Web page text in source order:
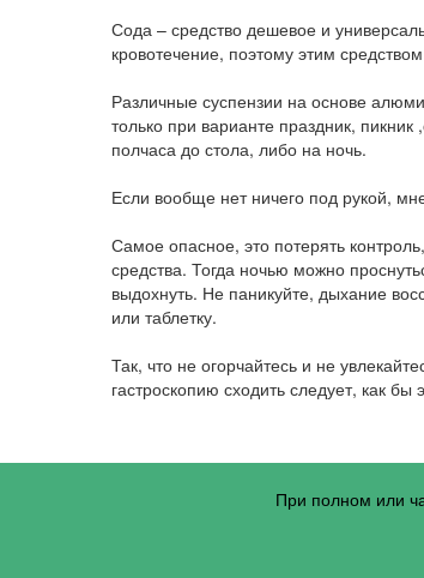
Сода – средство дешевое и
кровотечение, поэтому этим
Различные суспензии на основе
только при варианте праздник,
полчаса до стола, либо на ночь.
Если вообще нет ничего под рукой,
Самое опасное, это потерять
средства. Тогда ночью можно
выдохнуть. Не паникуйте, дыхание
или таблетку.
Так, что не огорчайтесь и не
гастроскопию сходить следует, как
При полном или